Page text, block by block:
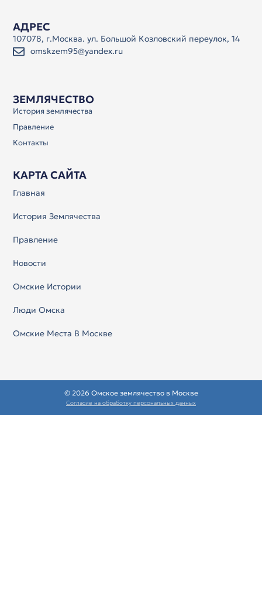
ЗЕМЛЯЧЕСТВО
История землячества
Правление
Контакты
КАРТА САЙТА
Главная
История Землячества
Правление
Новости
Омские Истории
Люди Омска
Омские Места В Москве
АДРЕС
107078, г.Москва. ул. Большой Козловский переулок, 14
omskzem95@yandex.ru
© 2026 Омское землячество в Москве
Согласие на обработку персональных данных